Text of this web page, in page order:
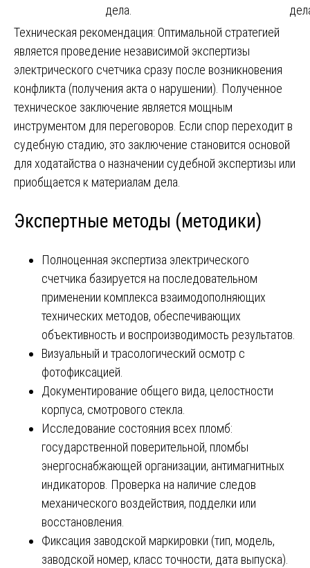
дела.
Техническая рекомендация: Оптимальной стратегией
является проведение независимой экспертизы
электрического счетчика сразу после возникновения
конфликта (получения акта о нарушении). Полученное
техническое заключение является мощным
инструментом для переговоров. Если спор переходит в
судебную стадию, это заключение становится основой
для ходатайства о назначении судебной экспертизы или
приобщается к материалам дела.
Экспертные методы (методики)
Полноценная экспертиза электрического
счетчика базируется на последовательном
применении комплекса взаимодополняющих
технических методов, обеспечивающих
объективность и воспроизводимость результатов.
Визуальный и трасологический осмотр с
фотофиксацией.
Документирование общего вида, целостности
корпуса, смотрового стекла.
Исследование состояния всех пломб:
государственной поверительной, пломбы
энергоснабжающей организации, антимагнитных
индикаторов. Проверка на наличие следов
механического воздействия, подделки или
восстановления.
Фиксация заводской маркировки (тип, модель,
заводской номер, класс точности, дата выпуска).